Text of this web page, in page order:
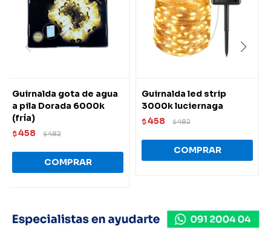
Guirnalda gota de agua
a pila Dorada 6000k
(fría)
$458 $482
Guirnalda led strip
3000k luciernaga
$458 $482